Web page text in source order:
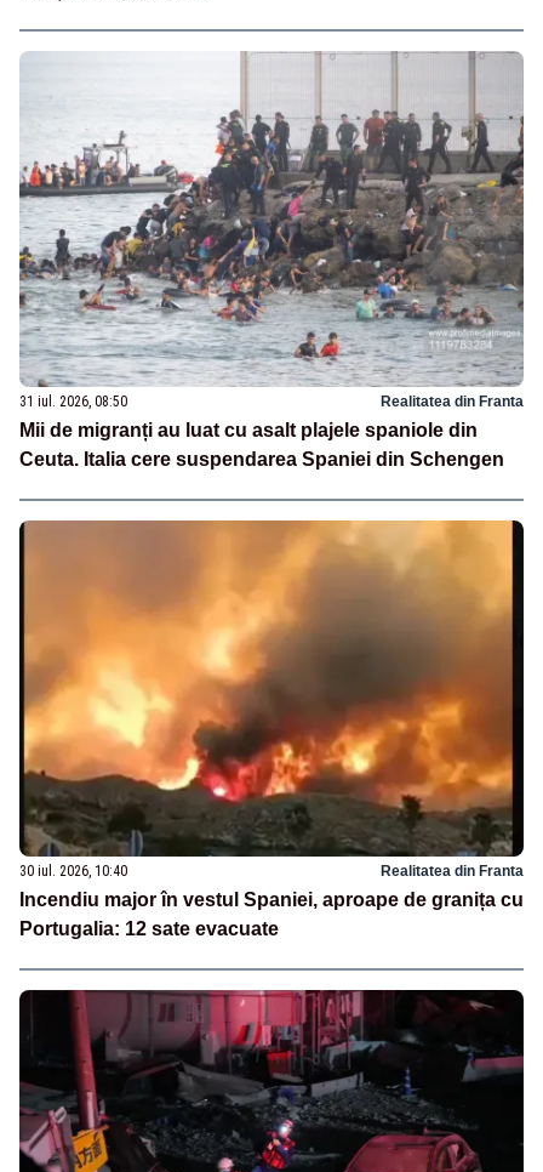
31 iul. 2026, 08:50 Realitatea din Franta
Mii de migranți au luat cu asalt plajele spaniole din
Ceuta. Italia cere suspendarea Spaniei din Schengen
30 iul. 2026, 10:40 Realitatea din Franta
Incendiu major în vestul Spaniei, aproape de granița cu
Portugalia: 12 sate evacuate